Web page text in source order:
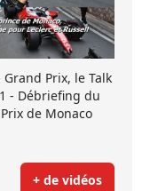
Grand Prix, le Talk
- Débriefing du
de Monaco
+ de vidéos